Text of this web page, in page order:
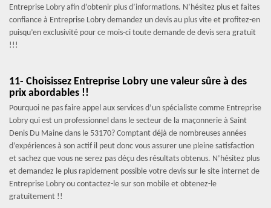
Entreprise Lobry afin d’obtenir plus d’informations. N’hésitez plus et faites
confiance à Entreprise Lobry demandez un devis au plus vite et profitez-en
puisqu’en exclusivité pour ce mois-ci toute demande de devis sera gratuit
!!!
11- Choisissez Entreprise Lobry une valeur sûre à des
prix abordables !!
Pourquoi ne pas faire appel aux services d’un spécialiste comme Entreprise
Lobry qui est un professionnel dans le secteur de la maçonnerie à Saint
Denis Du Maine dans le 53170? Comptant déjà de nombreuses années
d’expériences à son actif il peut donc vous assurer une pleine satisfaction
et sachez que vous ne serez pas déçu des résultats obtenus. N’hésitez plus
et demandez le plus rapidement possible votre devis sur le site internet de
Entreprise Lobry ou contactez-le sur son mobile et obtenez-le
gratuitement !!